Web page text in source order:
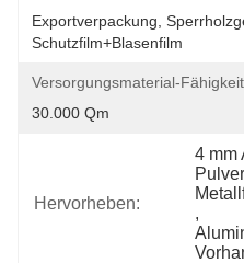
Exportverpackung,
Schutzfilm+Blasenfilm
Versorgungsmaterial-
30.000 Qm
Hervorheben:
4 mm
,